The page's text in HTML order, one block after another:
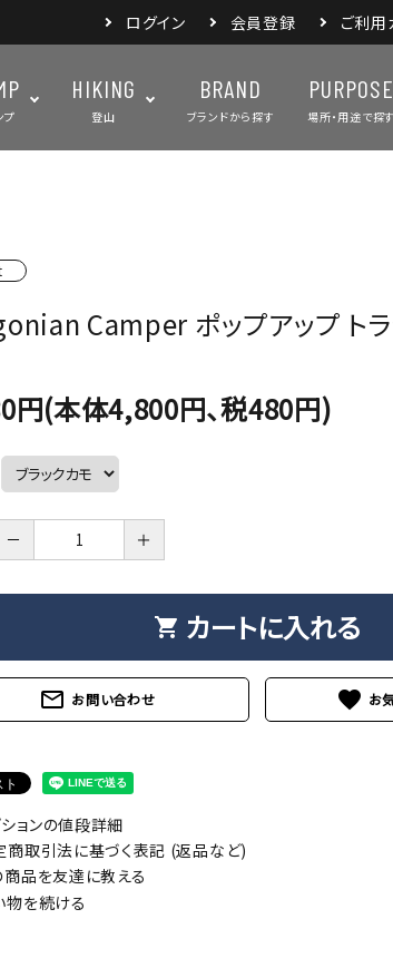
ログイン 会員登録 ご利用
プ
ト・タープ
ト・グランドシート
ジャグ・ボトル
トドアスパイス
HIKING
登山
BRAND
ブランドから探す
PURPOSE
場所・用途で探す
Camper ポップアップ トラ
円(本体4,800円、税480円)
－ ＋
shopping_cart カートに入れる
mail_outline お問い合わせ favorite
ョンの値段詳細
商取引法に基づく表記 (返品など)
商品を友達に教える
物を続ける